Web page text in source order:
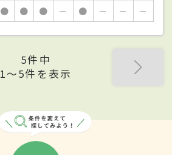
● ● ● － ● － － －
5件中
1〜5件を表示